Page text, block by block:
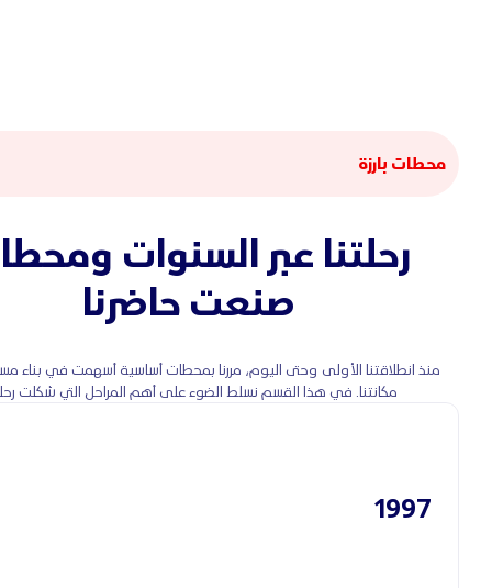
محطات بارزة
رحلتنا عبر السنوات
صنعت حاضرنا
منذ انطلاقتنا الأولى وحتى اليوم، مررنا بمحطات أساسية أسهمت في بناء
مكانتنا. في هذا القسم نسلط الضوء على أهم المراحل التي شكلت
1997